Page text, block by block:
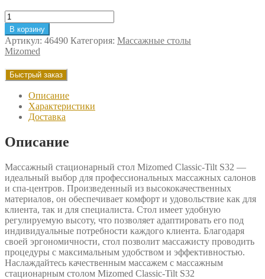
Количество
товара
Широкий
массажный
стационарный
стол
Mizomed
SCT3M32
В корзину
Артикул: 46490 Категория: Массажные столы
Mizomed
Быстрый заказ
Описание
Характеристики
Доставка
Описание
Массажный стационарный стол Mizomed Classic-Tilt S32 —
идеальный выбор для профессиональных массажных салонов
и спа-центров. Произведенный из высококачественных
материалов, он обеспечивает комфорт и удовольствие как для
клиента, так и для специалиста. Стол имеет удобную
регулируемую высоту, что позволяет адаптировать его под
индивидуальные потребности каждого клиента. Благодаря
своей эргономичности, стол позволит массажисту проводить
процедуры с максимальным удобством и эффективностью.
Наслаждайтесь качественным массажем с массажным
стационарным столом Mizomed Classic-Tilt S32